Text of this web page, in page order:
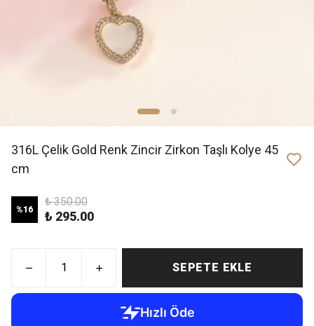
316L Çelik Gold Renk Zincir Zirkon Taşlı Kolye 45
cm
%16
₺ 350.00
₺ 295.00
SEPETE EKLE